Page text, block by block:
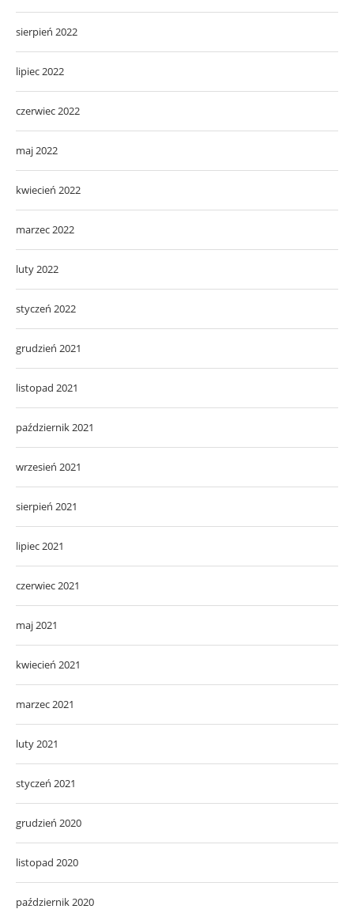
sierpień 2022
lipiec 2022
czerwiec 2022
maj 2022
kwiecień 2022
marzec 2022
luty 2022
styczeń 2022
grudzień 2021
listopad 2021
październik 2021
wrzesień 2021
sierpień 2021
lipiec 2021
czerwiec 2021
maj 2021
kwiecień 2021
marzec 2021
luty 2021
styczeń 2021
grudzień 2020
listopad 2020
październik 2020